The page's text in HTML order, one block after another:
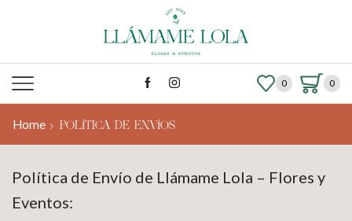
0 0
Home POLÍTICA DE ENVÍOS
Política de Envío de Llámame Lola – Flores y
Eventos: